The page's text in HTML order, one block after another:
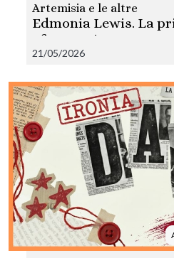
Artemisia e le altre
Edmonia Lewis. La
afroamericana
21/05/2026